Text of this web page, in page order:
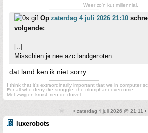
Weer zo'n kut millennial.
Op zaterdag 4 juli 2026 21:10
volgende:
[..]
Misschien je nee azc landgenoten
dat land ken ik niet sorry
I think that it’s extraordinarily important that we in computer
For all who deny the struggle, the triumphant overcome
Met zwijgen kruist men de duivel
• zaterdag 4 juli 2026 @ 21:11 •
luxerobots